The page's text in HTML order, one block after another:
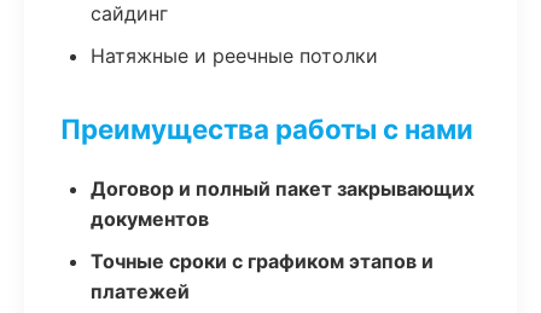
сайдинг
Натяжные и реечные потолки
Преимущества работы с нами
Договор и полный пакет закрывающих
документов
Точные сроки с графиком этапов и
платежей